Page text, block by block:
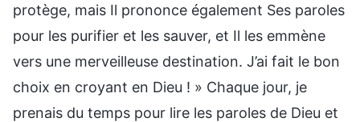
protège, mais Il prononce également Ses paroles
pour les purifier et les sauver, et Il les emmène
vers une merveilleuse destination. J’ai fait le bon
choix en croyant en Dieu ! » Chaque jour, je
prenais du temps pour lire les paroles de Dieu et